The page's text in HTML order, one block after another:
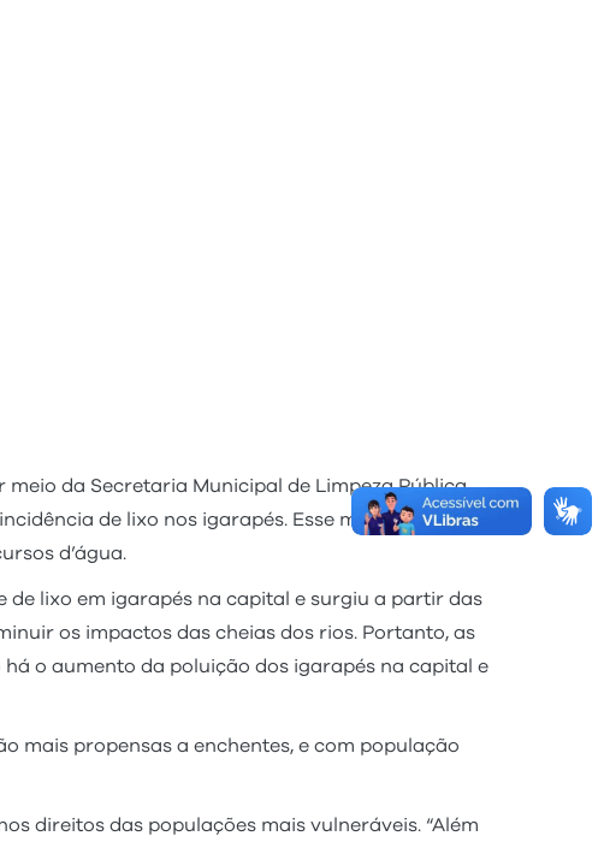
da Secretaria Municipal de Limpeza Pública
de lixo nos igarapés. Esse mapeamento
d’água.
lixo em igarapés na capital e surgiu a partir das
os impactos das cheias dos rios. Portanto, as
o aumento da poluição dos igarapés na capital e
mais propensas a enchentes, e com população
direitos das populações mais vulneráveis. “Além